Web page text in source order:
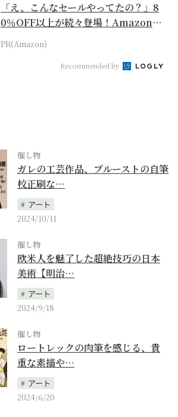
「え、こんなセールやってたの？」8
0％OFF以上が続々登場！Amazonの
本気が...
PR(Amazon)
Recommended by
催し物
ガレの工芸作品、プルーストの自筆
校正刷な…
アート
2024/10/11
催し物
欧米人を魅了した超絶技巧の日本
美術【明治…
アート
2024/9/18
催し物
ロートレックの肉筆を感じる、貴
重な素描や…
アート
2024/6/20